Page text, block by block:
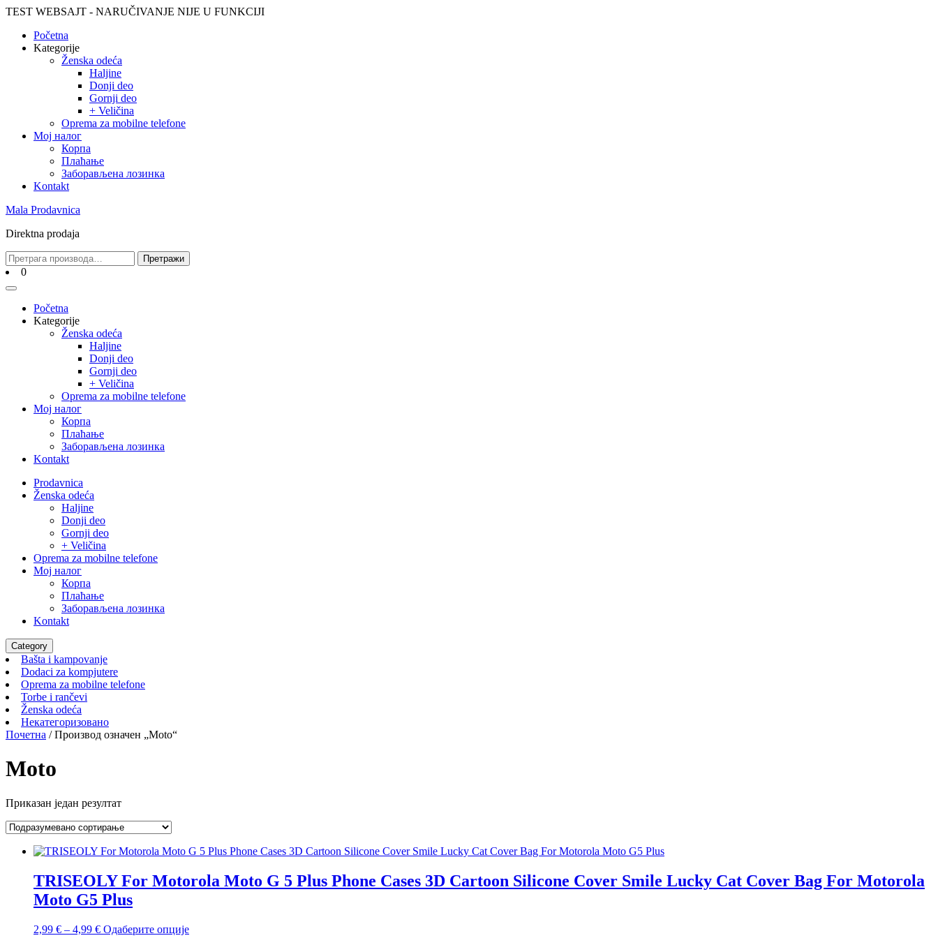
Skip
content
Skip
TEST WEBSAJT - NARUČIVANJE NIJE U FUNKCIJI
Početna
Kategorije
Ženska odeća
Haljine
Donji deo
Gornji deo
+ Veličina
Oprema za mobilne telefone
Moj налог
Корпа
Плаћање
Заборављена лозинка
Kontakt
Mala Prodavnica
Direktna prodaja
Претрага
за:
Претражи
Cart0
Open
Početna
Kategorije
Ženska odeća
Haljine
Donji deo
Gornji deo
+ Veličina
Oprema za mobilne telefone
Moj налог
Корпа
Плаћање
Заборављена лозинка
Kontakt
Close
Menu
Prodavnica
Ženska odeća
Haljine
Donji deo
Gornji deo
+ Veličina
Oprema za mobilne telefone
Moj налог
Корпа
Плаћање
Заборављена лозинка
Kontakt
Category
Bašta i kampovanjeBašta
i
kampovanje
Dodaci za kompjutereDodaci
za
Oprema za mobilne telefoneOprema
Torbe i rančevi
rančevi
Ženska odeća
odeća
НекатегоризованоНекатегоризовано
Почетна / Производ oзначен „Moto“
Moto
Приказан један резултат
TRISEOLY For Motorola Moto G 5 Plus Phone Cases 3D Cartoon Silicone Cover Smile Lucky Cat Cover Bag For Motorola
Moto G5 Plus
2,99 € – 4,99 €Распон
Одаберите опцијеОвај